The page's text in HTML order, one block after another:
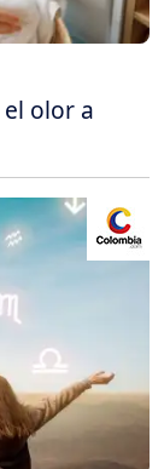
olor a